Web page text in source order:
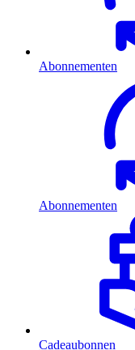
Abonnementen
Abonnementen
Cadeaubonnen